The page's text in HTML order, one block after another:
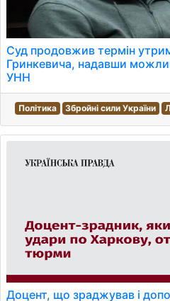
Суд продовжив термін
Гринкевича, надавши
УНН
Політика Збройні сили України
Доцент, що зраджував і